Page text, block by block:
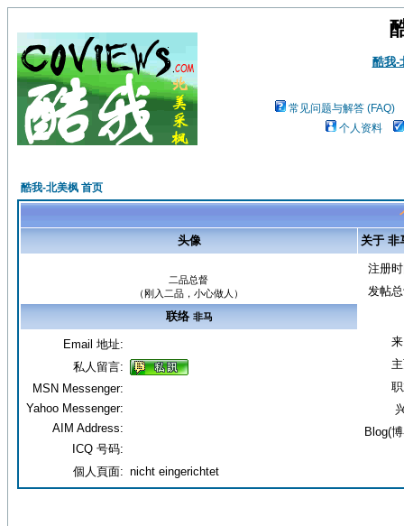
酷我-
常见问题与解答 (FAQ)
个人资料
酷我-北美枫 首页
头像
关于 非
二品总督
（刚入二品，小心做人）
注册
发帖
Blog(
联络 非马
Email 地址:
私人留言:
MSN Messenger:
Yahoo Messenger:
AIM Address:
ICQ 号码:
個人頁面: nicht eingerichtet